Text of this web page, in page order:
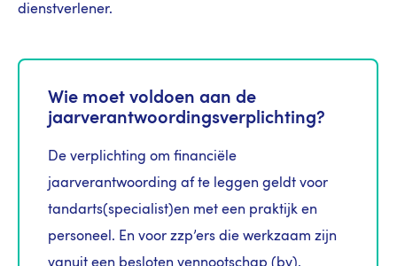
dienstverlener.
Wie moet voldoen aan de
jaarverantwoordingsverplichting?
De verplichting om financiële
jaarverantwoording af te leggen geldt voor
tandarts(specialist)en met een praktijk en
personeel. En voor zzp’ers die werkzaam zijn
vanuit een besloten vennootschap (bv).